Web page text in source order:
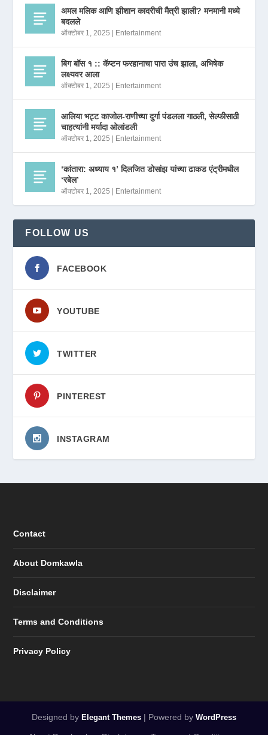
अमल मलिक आणि झीशान कादरीची मैत्री झाली? मनमानी मध्ये
बदलले
ऑक्टोबर 1, 2025 Entertainment
बिग बॉस १ :: कॅप्टन फरहानाचा पारा उंच झाला, अभिषेक
लक्ष्यवर आला
ऑक्टोबर 1, 2025 Entertainment
आलिया भट्ट काजोल-राणीच्या दुर्गा पंडलला गाठली, सेल्फीसाठी
चाहत्यांनी मर्यादा ओलांडली
ऑक्टोबर 1, 2025 Entertainment
‘कांतारा: अध्याय १’ दिलजित डोसांझ यांच्या ढाकड एंट्रीमधील
‘रबेल’
ऑक्टोबर 1, 2025 Entertainment
FOLLOW US
FACEBOOK
YOUTUBE
TWITTER
PINTEREST
INSTAGRAM
Contact
About Domkawla
Disclaimer
Terms and Conditions
Privacy Policy
Designed by Elegant Themes | Powered by WordPress